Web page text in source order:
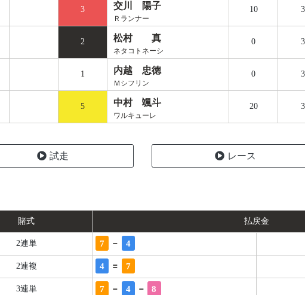
3 交川 陽子
Ｒランナー
10
2 松村 真
ネタコトネーシ
0
1 内越 忠徳
Ｍシフリン
0
5 中村 颯斗
ワルキューレ
20
試走 レース
賭式 払戻金
2連単 7 - 4
2連複 4 = 7
3連単 7 - 4 - 8